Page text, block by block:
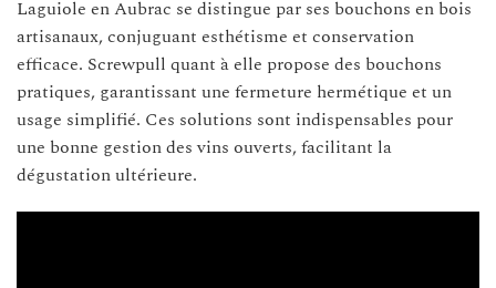
Laguiole en Aubrac se distingue par ses bouchons en bois
artisanaux, conjuguant esthétisme et conservation
efficace. Screwpull quant à elle propose des bouchons
pratiques, garantissant une fermeture hermétique et un
usage simplifié. Ces solutions sont indispensables pour
une bonne gestion des vins ouverts, facilitant la
dégustation ultérieure.